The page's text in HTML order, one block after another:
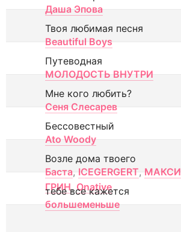
Даша Эпова
Твоя любимая песня
Beautiful Boys
Путеводная
МОЛОДОСТЬ ВНУТРИ
Мне кого любить?
Сеня Слесарев
Бессовестный
Ato Woody
Возле дома твоего
Баста, ICEGERGERT, МАКСИ
ГРИН, Onative
тебе все кажется
большеменьше